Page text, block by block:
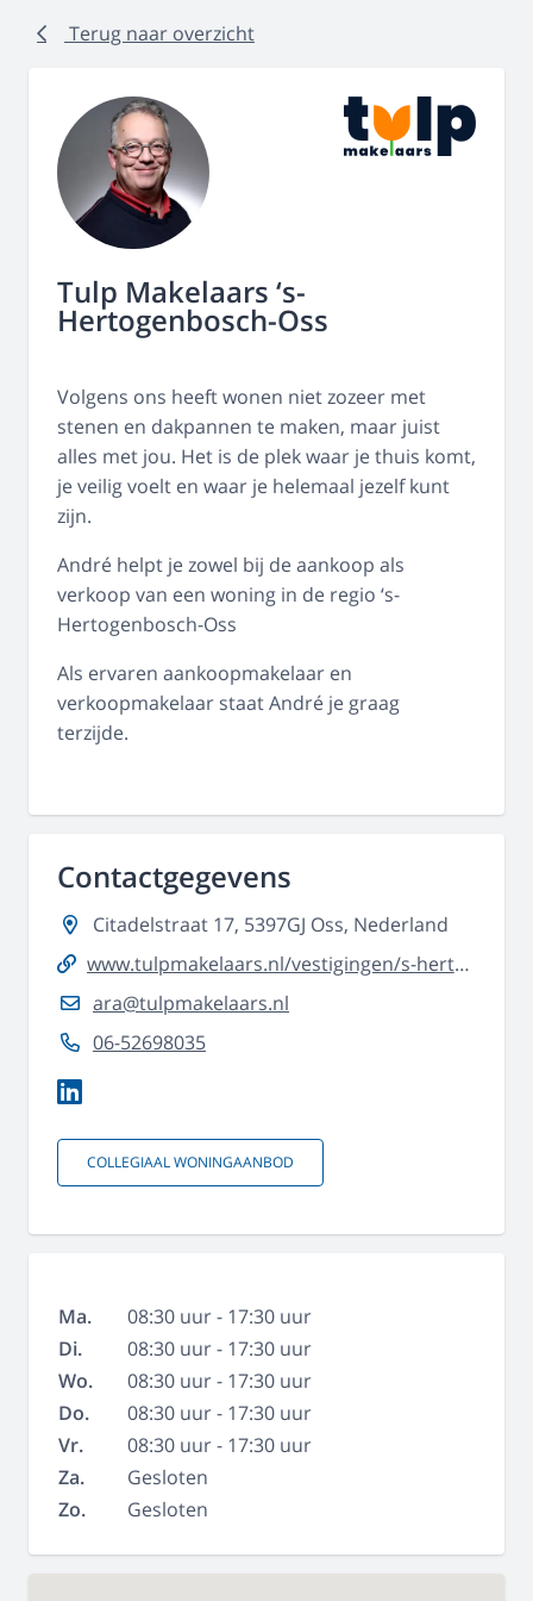
Terug naar overzicht
Tulp Makelaars ‘s-
Hertogenbosch-Oss
Volgens ons heeft wonen niet zozeer met
stenen en dakpannen te maken, maar juist
alles met jou. Het is de plek waar je thuis komt,
je veilig voelt en waar je helemaal jezelf kunt
zijn.
André helpt je zowel bij de aankoop als
verkoop van een woning in de regio ‘s-
Hertogenbosch-Oss
Als ervaren aankoopmakelaar en
verkoopmakelaar staat André je graag
terzijde.
Contactgegevens
Citadelstraat 17, 5397GJ Oss, Nederland
www.tulpmakelaars.nl/vestigingen/s-hertogenbosch-oss/
ara@tulpmakelaars.nl
06-52698035
COLLEGIAAL WONINGAANBOD
Ma.
08:30 uur - 17:30 uur
Di.
08:30 uur - 17:30 uur
Wo.
08:30 uur - 17:30 uur
Do.
08:30 uur - 17:30 uur
Vr.
08:30 uur - 17:30 uur
Za.
Gesloten
Zo.
Gesloten